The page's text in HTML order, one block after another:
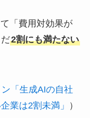
「費用対効果が
2割にも満たない
「生成AIの自社
業は2割未満」
）